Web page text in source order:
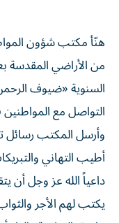
هنّأ مكتب شؤون
من الأراضي المقدسة
السنوية «ضيوف
التواصل مع
وأرسل المكتب رسائل
أطيب التهاني
داعياً الله عز وجل أن
يكتب لهم الأجر